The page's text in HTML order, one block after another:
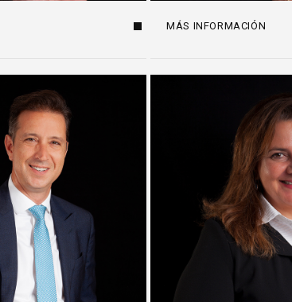
MÁS INFORMACIÓN